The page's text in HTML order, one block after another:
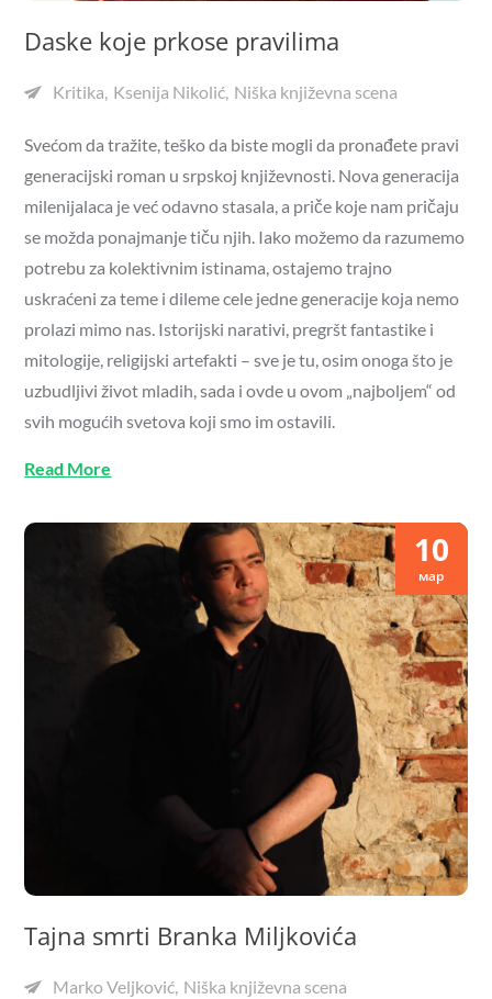
Daske koje prkose pravilima
Kritika Ksenija Nikolić Niška književna scena
Svećom da tražite, teško da biste mogli da pronađete pravi
generacijski roman u srpskoj književnosti. Nova generacija
milenijalaca je već odavno stasala, a priče koje nam pričaju
se možda ponajmanje tiču njih. Iako možemo da razumemo
potrebu za kolektivnim istinama, ostajemo trajno
uskraćeni za teme i dileme cele jedne generacije koja nemo
prolazi mimo nas. Istorijski narativi, pregršt fantastike i
mitologije, religijski artefakti – sve je tu, osim onoga što je
uzbudljivi život mladih, sada i ovde u ovom „najboljem“ od
svih mogućih svetova koji smo im ostavili.
Read More
10
мар
Tajna smrti Branka Miljkovića
Marko Veljković Niška književna scena